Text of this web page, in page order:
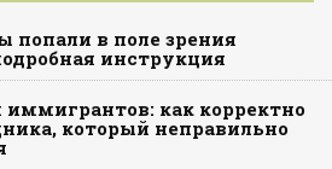
попали в поле зрения
инструкция
как корректно
который неправильно